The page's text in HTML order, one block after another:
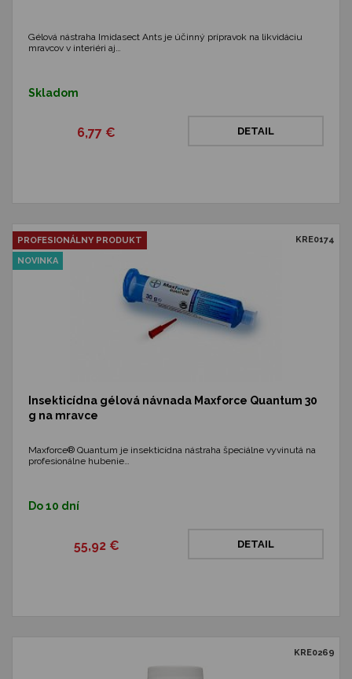
Gélová nástraha Imidasect Ants je účinný prípravok na likvidáciu
mravcov v interiéri aj…
Skladom
6,77 € DETAIL
KRE0174
PROFESIONÁLNY PRODUKT
NOVINKA
Insekticídna gélová návnada Maxforce Quantum 30
g na mravce
Maxforce® Quantum je insekticídna nástraha špeciálne vyvinutá na
profesionálne hubenie…
Do 10 dní
55,92 € DETAIL
KRE0269